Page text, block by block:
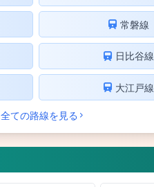
常磐線
日比谷線
大江戸線
全ての路線を見る